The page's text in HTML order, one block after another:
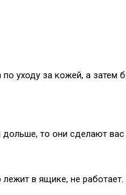
уходу за кожей, а
то они сделают
в ящике, не работает.